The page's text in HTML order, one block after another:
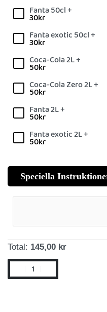
Fanta 50cl +
30kr
Fanta exotic 50cl +
30kr
Coca-Cola 2L +
50kr
Coca-Cola Zero 2L +
50kr
Fanta 2L +
50kr
Fanta exotic 2L +
50kr
Speciella
Total: 145,00 kr